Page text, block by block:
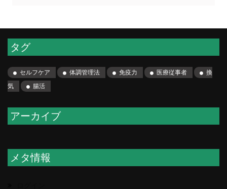
タグ
セルフケア 体調管理法 免疫力 医療従事者
換
気
腸活
アーカイブ
メタ情報